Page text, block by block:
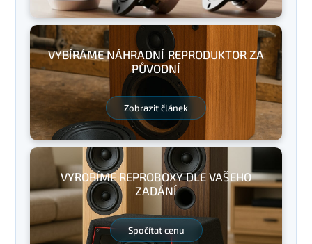
VYBÍRÁME NÁHRADNÍ REPRODUKTOR ZA
PŮVODNÍ
Zobrazit článek
VYROBÍME REPROBOXY DLE VAŠEHO
ZADÁNÍ
Spočítat cenu